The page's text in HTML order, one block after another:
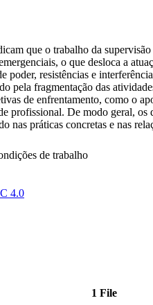
que o trabalho da
o que desloca a
poder, resistências e
pela fragmentação das
de enfrentamento, como o
profissional. De modo geral,
nas práticas concretas e nas
de trabalho
4.0
1 File